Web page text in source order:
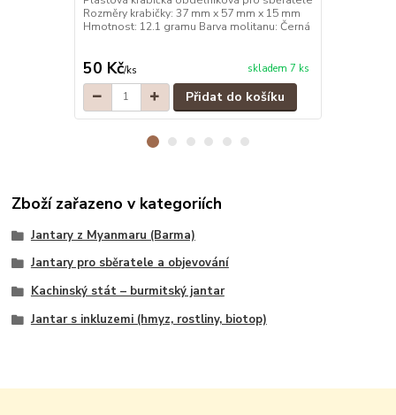
Rozměry krabičky: 37 mm x 57 mm x 15 mm
Hmotnost: 12.1 gramu Barva molitanu: Černá
50 Kč/ks skladem 7 ks
Přidat do košíku
Zboží zařazeno v kategoriích
Jantary z Myanmaru (Barma)
Jantary pro sběratele a objevování
Kachinský stát – burmitský jantar
Jantar s inkluzemi (hmyz, rostliny, biotop)